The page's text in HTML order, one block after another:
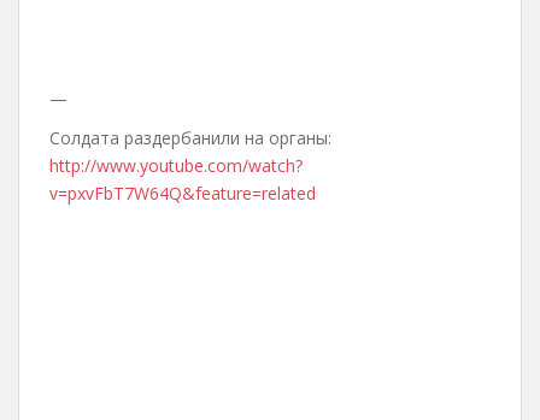
—
Солдата раздербанили на органы:
http://www.youtube.com/watch?
v=pxvFbT7W64Q&feature=related